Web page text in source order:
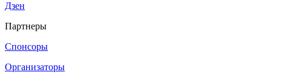
Дзен
Партнеры
Спонсоры
Организаторы